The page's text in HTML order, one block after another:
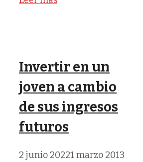
Invertir en un
joven a cambio
de sus ingresos
futuros
2 junio 20221 marzo 2013